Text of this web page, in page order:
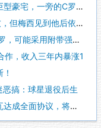
宅，一旁的C罗肌肉
梅西见到他后依然热
采用附带强制买断条
，收入三年内暴涨1
恶搞：球星退役后生
面协议，将签约至